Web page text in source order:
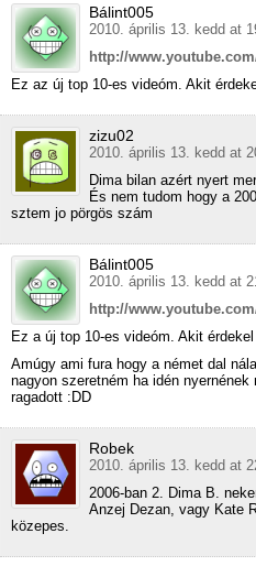
Bálint005
2010. április 13. kedd at
http://
Ez az új top 10-es videóm. Akit
zizu02
2010. április 13. kedd at
Dima bilan azért nyert
És nem tudom hogy a
sztem jo pörgös szám
Bálint005
2010. április 13. kedd at
http://
Ez a új top 10-es videóm. Akit
Amúgy ami fura hogy a német dal
nagyon szeretném ha idén
ragadott :DD
Robek
2010. április 13. kedd at
2006-ban 2. Dima B.
Anzej Dezan, vagy Kate
közepes.